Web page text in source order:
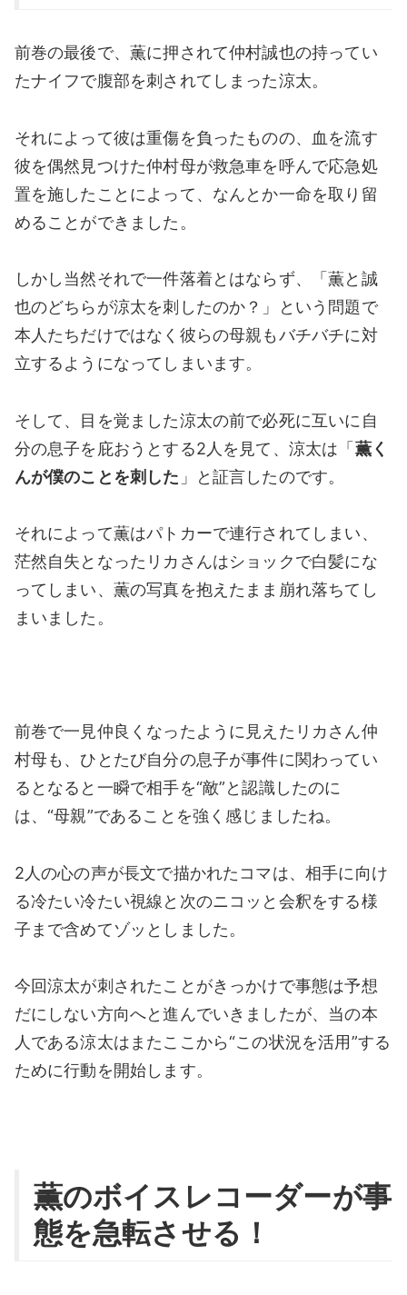
前巻の最後で、薫に押されて仲村誠也の持ってい
たナイフで腹部を刺されてしまった涼太。
それによって彼は重傷を負ったものの、血を流す
彼を偶然見つけた仲村母が救急車を呼んで応急処
置を施したことによって、なんとか一命を取り留
めることができました。
しかし当然それで一件落着とはならず、「薫と誠
也のどちらが涼太を刺したのか？」という問題で
本人たちだけではなく彼らの母親もバチバチに対
立するようになってしまいます。
そして、目を覚ました涼太の前で必死に互いに自
分の息子を庇おうとする2人を見て、涼太は「薫く
んが僕のことを刺した 」と証言したのです。
それによって薫はパトカーで連行されてしまい、
茫然自失となったリカさんはショックで白髪にな
ってしまい、薫の写真を抱えたまま崩れ落ちてし
まいました。
前巻で一見仲良くなったように見えたリカさん仲
村母も、ひとたび自分の息子が事件に関わってい
るとなると一瞬で相手を“敵”と認識したのに
は、“母親”であることを強く感じましたね。
2人の心の声が長文で描かれたコマは、相手に向け
る冷たい冷たい視線と次のニコッと会釈をする様
子まで含めてゾッとしました。
今回涼太が刺されたことがきっかけで事態は予想
だにしない方向へと進んでいきましたが、当の本
人である涼太はまたここから“この状況を活用”する
ために行動を開始します。
薫のボイスレコーダーが事
態を急転させる！